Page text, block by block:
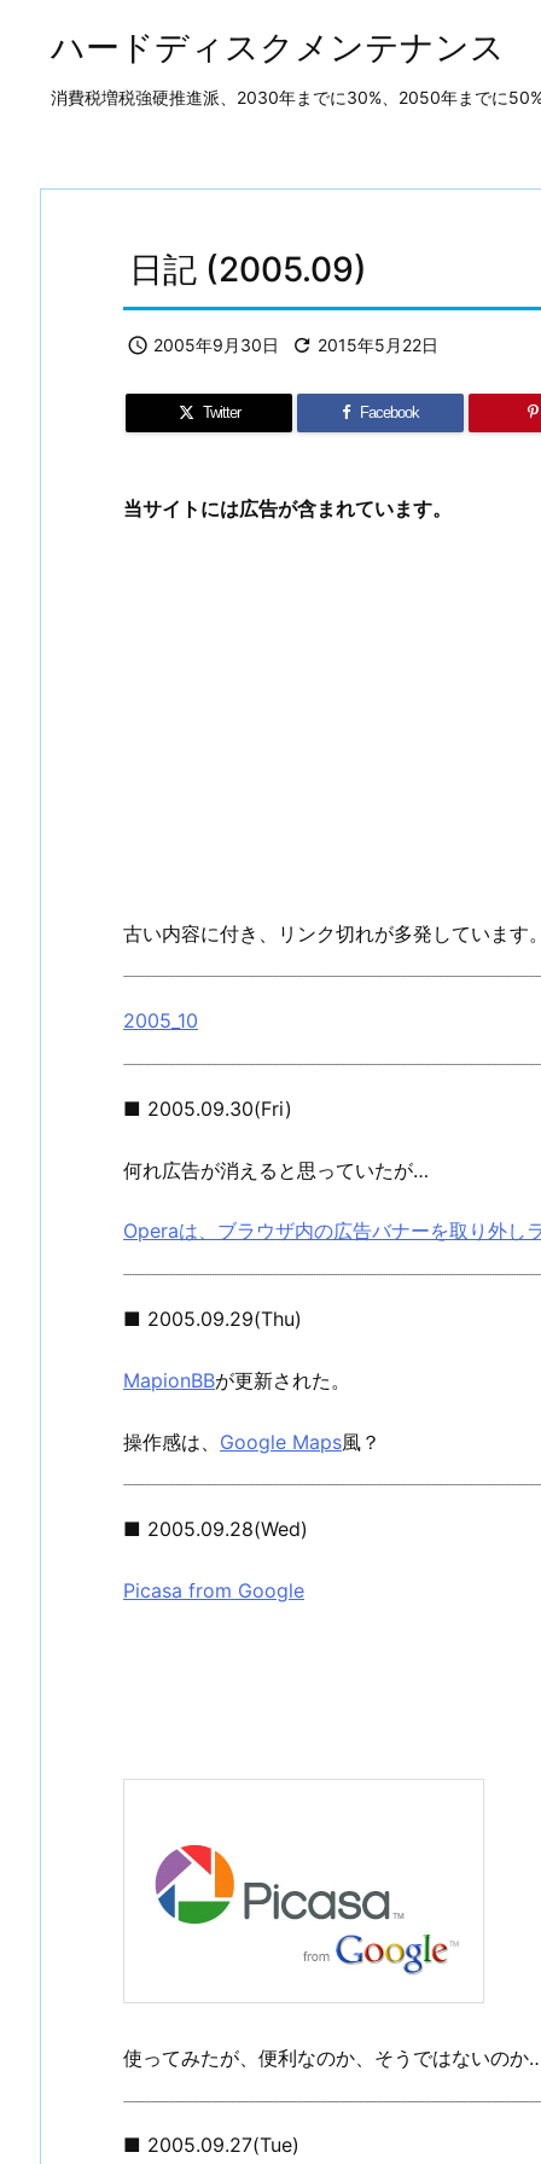
ハードディスクメンテナンス
消費税増税強硬推進派、2030年までに30%、2050年までに
日記 (2005.09)
 2005年9月30日  2015年5月22日
Twitter Facebook
当サイトには広告が含まれています。
古い内容に付き、リンク切れが多発しています
2005_10
■ 2005.09.30(Fri)
何れ広告が消えると思っていたが…
Operaは、ブラウザ内の広告バナーを取り外し
■ 2005.09.29(Thu)
MapionBBが更新された。
操作感は、 Google Maps風？
■ 2005.09.28(Wed)
Picasa from Google
使ってみたが、便利なのか、そうではないのか
■ 2005.09.27(Tue)